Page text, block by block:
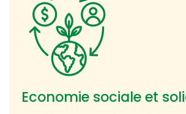
Economie sociale et